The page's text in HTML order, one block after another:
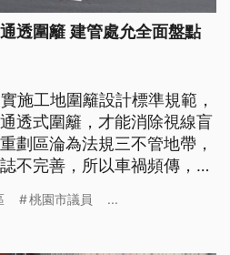
透圍籬 建管處允全面盤點
施工地圍籬設計標準規範，
透式圍籬，才能消除視線盲
劃區淪為法規三不管地帶，
不完善，所以車禍頻傳，建
桃園市議員 ...